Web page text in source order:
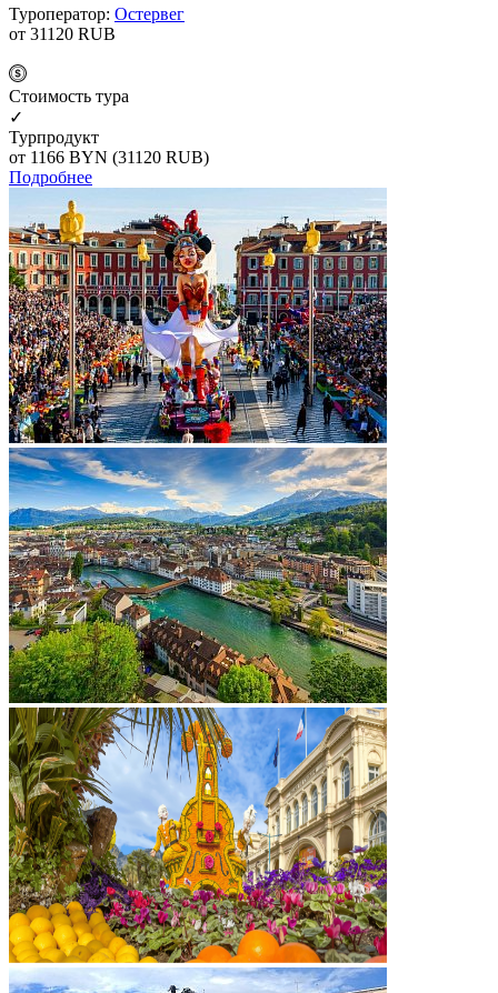
Туроператор: Остервег
от 31120 RUB
Cтоимость тура
✓
Турпродукт
от 1166 BYN (31120 RUB)
Подробнее